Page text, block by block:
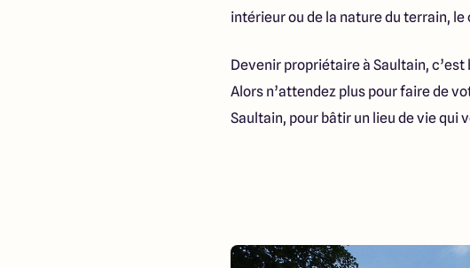
intérieur ou de la nature du terrain,
Devenir propriétaire à Saultain,
Alors n’attendez plus pour faire de
Saultain, pour bâtir un lieu de vie qui